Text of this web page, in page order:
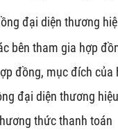
đại diện thương
bên tham gia hợp
đồng, mục đích của
đại diện thương hiệu
thức thanh toán